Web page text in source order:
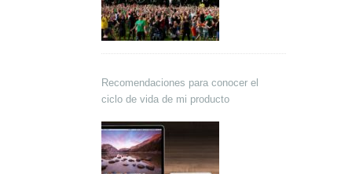
Recomendaciones para conocer el
ciclo de vida de mi producto